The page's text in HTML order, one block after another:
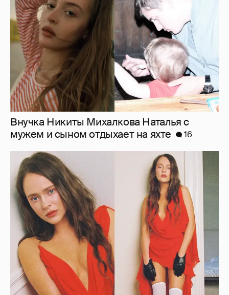
мужем и сыном отдыхает на яхте
"Лолита". Аглая Тарасова снялась в мини-
платье с декольте и чулках
42